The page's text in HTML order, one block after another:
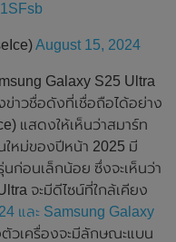
August 15, 2024
Galaxy S25 Ultra
าวชื่อดังที่เชื่อถือได้อย่าง
แสดงให้เห็นว่าสมาร์ท
ใหม่ของปีหน้า 2025 มี
ก่อนเล็กน้อย ซึ่งจะเห็นว่า
จะมีดีไซน์ที่ใกล้เคียง
และ Samsung Galaxy
วเครื่องจะมีลักษณะแบน